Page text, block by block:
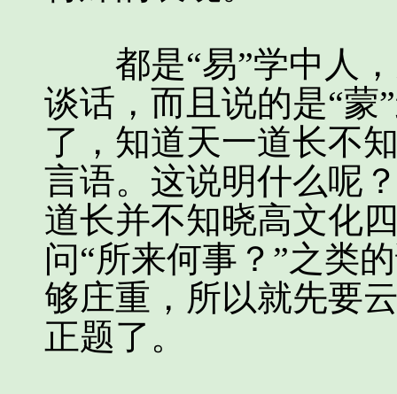
都是“易”学中人，
谈话，而且说的是“蒙
了，知道天一道长不
言语。这说明什么呢
道长并不知晓高文化
问“所来何事？”之类
够庄重，所以就先要
正题了。